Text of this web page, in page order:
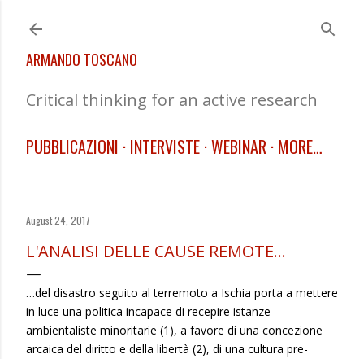
ARMANDO TOSCANO
Critical thinking for an active research
PUBBLICAZIONI INTERVISTE WEBINAR MORE…
August 24, 2017
L'ANALISI DELLE CAUSE REMOTE…
…del disastro seguito al terremoto a Ischia porta a mettere
in luce una politica incapace di recepire istanze
ambientaliste minoritarie (1), a favore di una concezione
arcaica del diritto e della libertà (2), di una cultura pre-